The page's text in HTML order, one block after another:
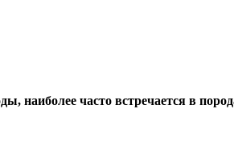
наиболее часто встречается в